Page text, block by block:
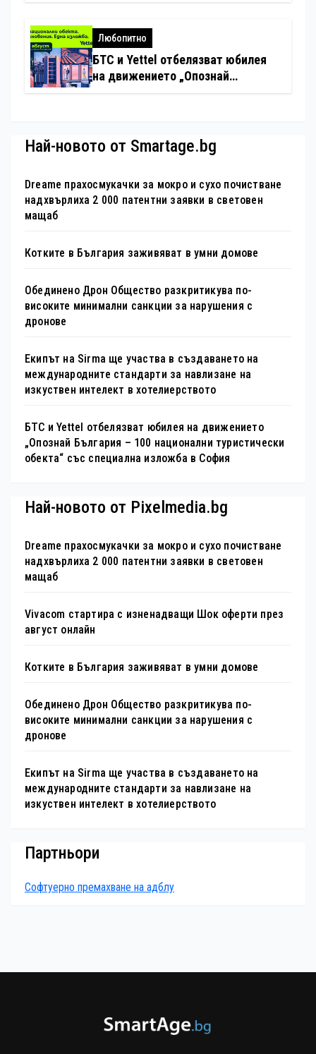
хотелиерството
Любопитно
БТС и Yettel отбелязват юбилея
на движението „Опознай
Най-новото от Smartage.bg
Dreame прахосмукачки за мокро и сухо почистване
надхвърлиха 2 000 патентни заявки в световен
мащаб
Котките в България заживяват в умни домове
Обединено Дрон Общество разкритикува по-
високите минимални санкции за нарушения с
дронове
Екипът на Sirma ще участва в създаването на
международните стандарти за навлизане на
изкуствен интелект в хотелиерството
БТС и Yettel отбелязват юбилея на движението
„Опознай България – 100 национални туристически
обекта“ със специална изложба в София
Най-новото от Pixelmedia.bg
Dreame прахосмукачки за мокро и сухо почистване
надхвърлиха 2 000 патентни заявки в световен
мащаб
Vivacom стартира с изненадващи Шок оферти през
август онлайн
Котките в България заживяват в умни домове
Обединено Дрон Общество разкритикува по-
високите минимални санкции за нарушения с
дронове
Екипът на Sirma ще участва в създаването на
международните стандарти за навлизане на
изкуствен интелект в хотелиерството
Партньори
Софтуерно премахване на адблу